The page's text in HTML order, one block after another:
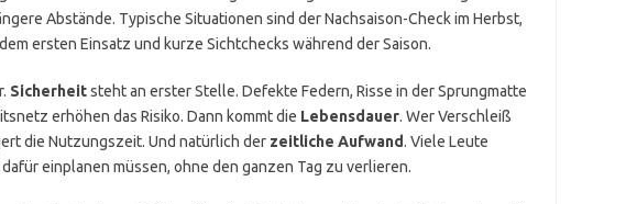
Abstände. Typische Situationen sind der Nachsaison-Check im Herbst,
ersten Einsatz und kurze Sichtchecks während der Saison.
Sicherheitsteht an erster Stelle. Defekte Federn, Risse in der Sprungmatte
erhöhen das Risiko. Dann kommt die Lebensdauer. Wer Verschleiß
die Nutzungszeit. Und natürlich der zeitliche Aufwand. Viele Leute
einplanen müssen, ohne den ganzen Tag zu verlieren.